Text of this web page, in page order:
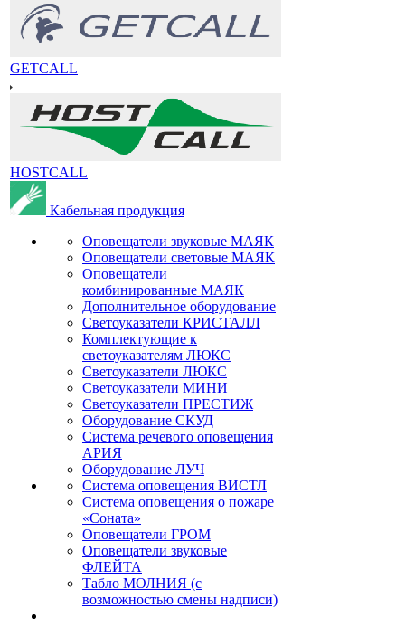
GETCALL
HOSTCALL
Кабельная продукция
Оповещатели звуковые МАЯК
Оповещатели световые МАЯК
Оповещатели
комбинированные МАЯК
Дополнительное оборудование
Светоуказатели КРИСТАЛЛ
Комплектующие к
светоуказателям ЛЮКС
Светоуказатели ЛЮКС
Светоуказатели МИНИ
Светоуказатели ПРЕСТИЖ
Оборудование СКУД
Система речевого оповещения
АРИЯ
Оборудование ЛУЧ
Система оповещения ВИСТЛ
Система оповещения о пожаре
«Соната»
Оповещатели ГРОМ
Оповещатели звуковые
ФЛЕЙТА
Табло МОЛНИЯ (с
возможностью смены надписи)